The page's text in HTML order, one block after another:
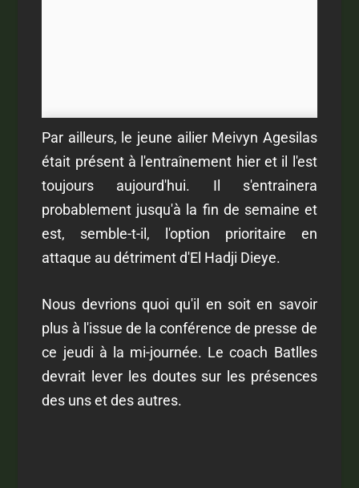
Par ailleurs, le jeune ailier Meivyn Agesilas
était présent à l'entraînement hier et il l'est
toujours aujourd'hui. Il s'entrainera
probablement jusqu'à la fin de semaine et
est, semble-t-il, l'option prioritaire en
attaque au détriment d'El Hadji Dieye.
Nous devrions quoi qu'il en soit en savoir
plus à l'issue de la conférence de presse de
ce jeudi à la mi-journée. Le coach Batlles
devrait lever les doutes sur les présences
des uns et des autres.